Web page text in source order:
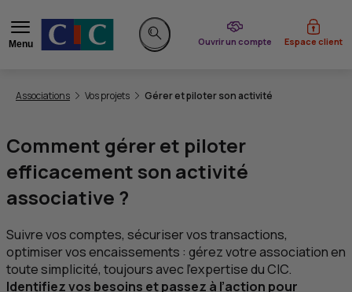
Menu
Rechercher sur le site
Ouvrir un compte
du CIC Espace client
Associations Vos projets Gérer et piloter son activité
Comment gérer et piloter
efficacement son activité
associative ?
Suivre vos comptes, sécuriser vos transactions,
optimiser vos encaissements : gérez votre association en
toute simplicité, toujours avec l’expertise du CIC.
Identifiez vos besoins et passez à l’action pour